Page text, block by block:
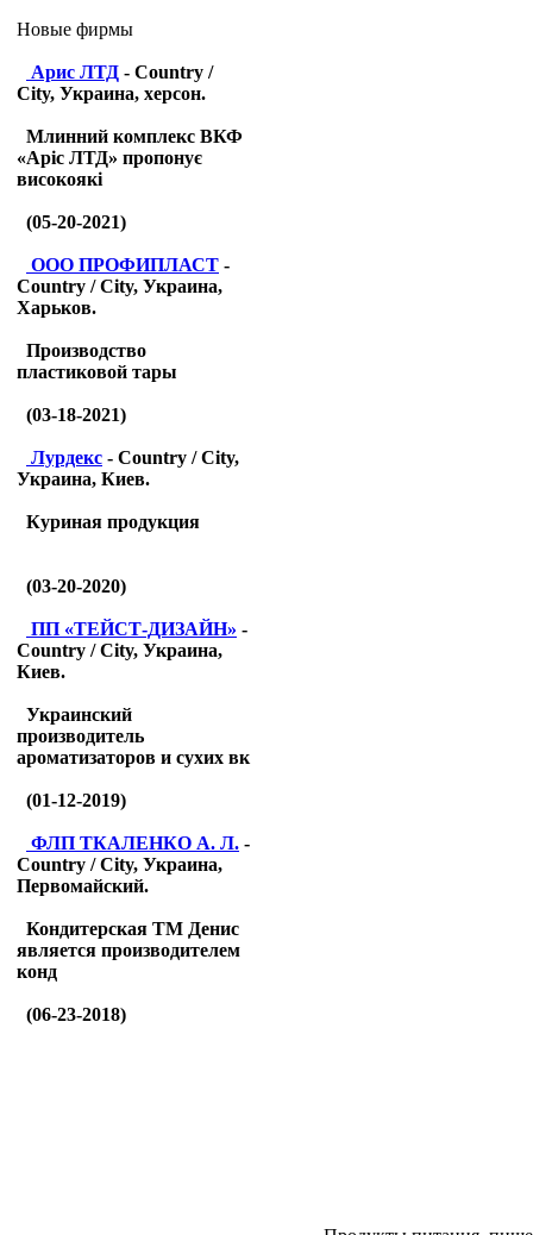
Новые фирмы
Арис ЛТД - Country /
City, Украина, херсон.
Млинний комплекс ВКФ
«Аріс ЛТД» пропонує
високоякі
(05-20-2021)
ООО ПРОФИПЛАСТ -
Country / City, Украина,
Харьков.
Производство
пластиковой тары
(03-18-2021)
Лурдекс - Country / City,
Украина, Киев.
Куриная продукция
(03-20-2020)
ПП «ТЕЙСТ-ДИЗАЙН» -
Country / City, Украина,
Киев.
Украинский
производитель
ароматизаторов и сухих вк
(01-12-2019)
ФЛП ТКАЛЕНКО А. Л. -
Country / City, Украина,
Первомайский.
Кондитерская ТМ Денис
является производителем
конд
(06-23-2018)